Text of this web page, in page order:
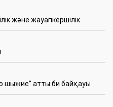
және жауапкершілік
шыжие” атты би байқауы